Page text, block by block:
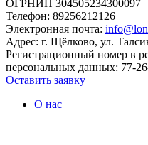
ОГРНИП 304505234300097
Телефон: 89256212126
Электронная почта:
Адрес: г. Щёлково, ул.
Регистрационный номер в
персональных данных: 77-
Оставить заявку
О нас